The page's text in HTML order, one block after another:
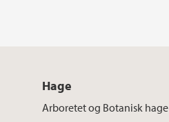
Hage
Arboretet og Botanisk hage